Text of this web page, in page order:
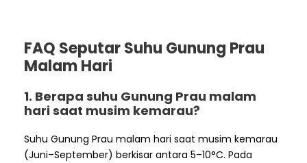
FAQ Seputar Suhu Gunung Prau
Malam Hari
1. Berapa suhu Gunung Prau malam
hari saat musim kemarau?
Suhu Gunung Prau malam hari saat musim kemarau
(Juni–September) berkisar antara 5–10°C. Pada